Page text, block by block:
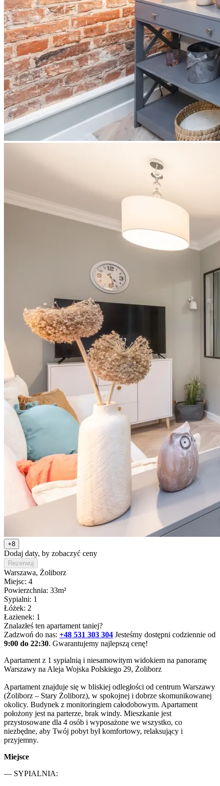
+8
Dodaj daty, by zobaczyć ceny
Rezerwuj
Warszawa, Żoliborz
Miejsc: 4
Powierzchnia: 33m²
Sypialni: 1
Łóżek: 2
Łazienek: 1
Znalazłeś ten apartament taniej?
Zadzwoń do nas: +48 531 303 304 Jesteśmy dostępni codziennie od
9:00 do 22:30. Gwarantujemy najlepszą cenę!
Apartament z 1 sypialnią i niesamowitym widokiem na panoramę
Warszawy na Aleja Wojska Polskiego 29, Żoliborz
Apartament znajduje się w bliskiej odległości od centrum Warszawy
(Żoliborz – Stary Żoliborz), w spokojnej i dobrze skomunikowanej
okolicy. Budynek z monitoringiem całodobowym. Apartament
położony jest na parterze, brak windy. Mieszkanie jest
przystosowane dla 4 osób i wyposażone we wszystko, co
niezbędne, aby Twój pobyt był komfortowy, relaksujący i
przyjemny.
Miejsce
— SYPIALNIA: